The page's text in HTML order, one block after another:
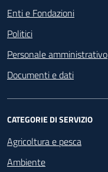
Enti e Fondazioni
Politici
Personale amministrativo
Documenti e dati
CATEGORIE DI SERVIZIO
Agricoltura e pesca
Ambiente